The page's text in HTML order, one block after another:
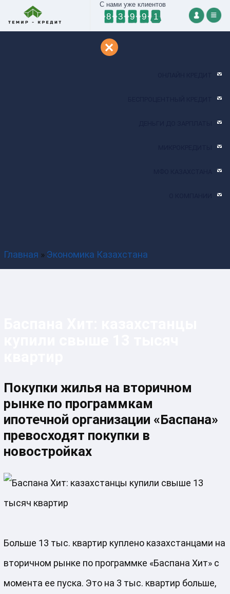
С нами уже клиентов
8 3 9 9 1
Главная » Экономика Казахстана
Покупки жилья на вторичном
рынке по программкам
ипотечной организации «Баспана»
превосходят покупки в
новостройках
Больше 13 тыс. квартир куплено казахстанцами на
вторичном рынке по программке «Баспана Хит» с
момента ее пуска. Это на 3 тыс. квартир больше,